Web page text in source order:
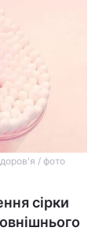
/ фото
сірки